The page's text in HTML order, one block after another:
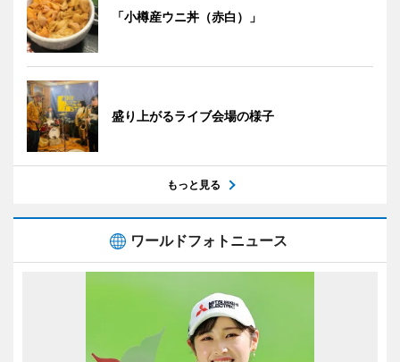
「小樽産ウニ丼（赤白）」
盛り上がるライブ会場の様子
もっと見る
ワールドフォトニュース